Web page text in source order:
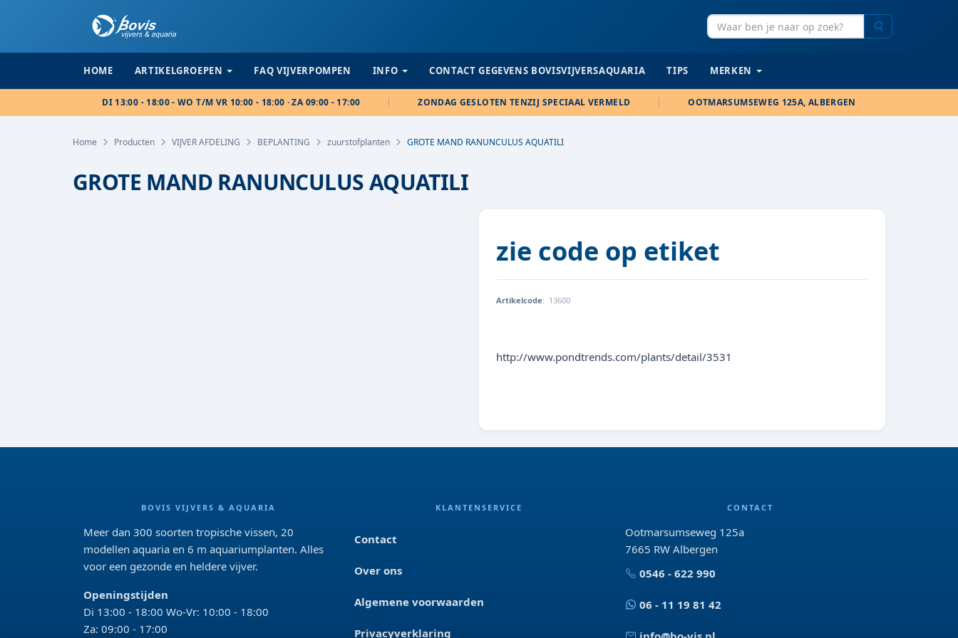
HOME ARTIKELGROEPEN FAQ VIJVERPOMPEN INFO CONTACT GEGEVENS BOVISVIJVERSAQUARIA TIPS MERKEN
DI 13:00 - 18:00 - WO T/M VR 10:00 - 18:00 · ZA 09:00 - 17:00 ZONDAG GESLOTEN TENZIJ SPECIAAL VERMELD OOTMARSUMSEWEG 125A, ALBERGEN
Home Producten VIJVER AFDELING BEPLANTING zuurstofplanten GROTE MAND RANUNCULUS AQUATILI
GROTE MAND RANUNCULUS AQUATILI
zie code op etiket
Artikelcode: 13600
http://www.pondtrends.com/plants/detail/3531
BOVIS VIJVERS & AQUARIA
Meer dan 300 soorten tropische vissen, 20
modellen aquaria en 6 m aquariumplanten. Alles
voor een gezonde en heldere vijver.
Openingstijden
Di 13:00 - 18:00 Wo-Vr: 10:00 - 18:00
Za: 09:00 - 17:00
KLANTENSERVICE
Contact
Over ons
Algemene voorwaarden
Privacyverklaring
CONTACT
Ootmarsumseweg 125a
7665 RW Albergen
0546 - 622 990
06 - 11 19 81 42